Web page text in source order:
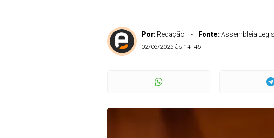
Por: Redação Fonte:Assembleia
02/06/2026 às 14h46